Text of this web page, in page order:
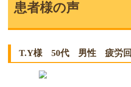
患者様の声
T.Y様 50代 男性 疲労回